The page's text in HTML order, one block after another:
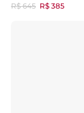
R$ 645 R$ 385